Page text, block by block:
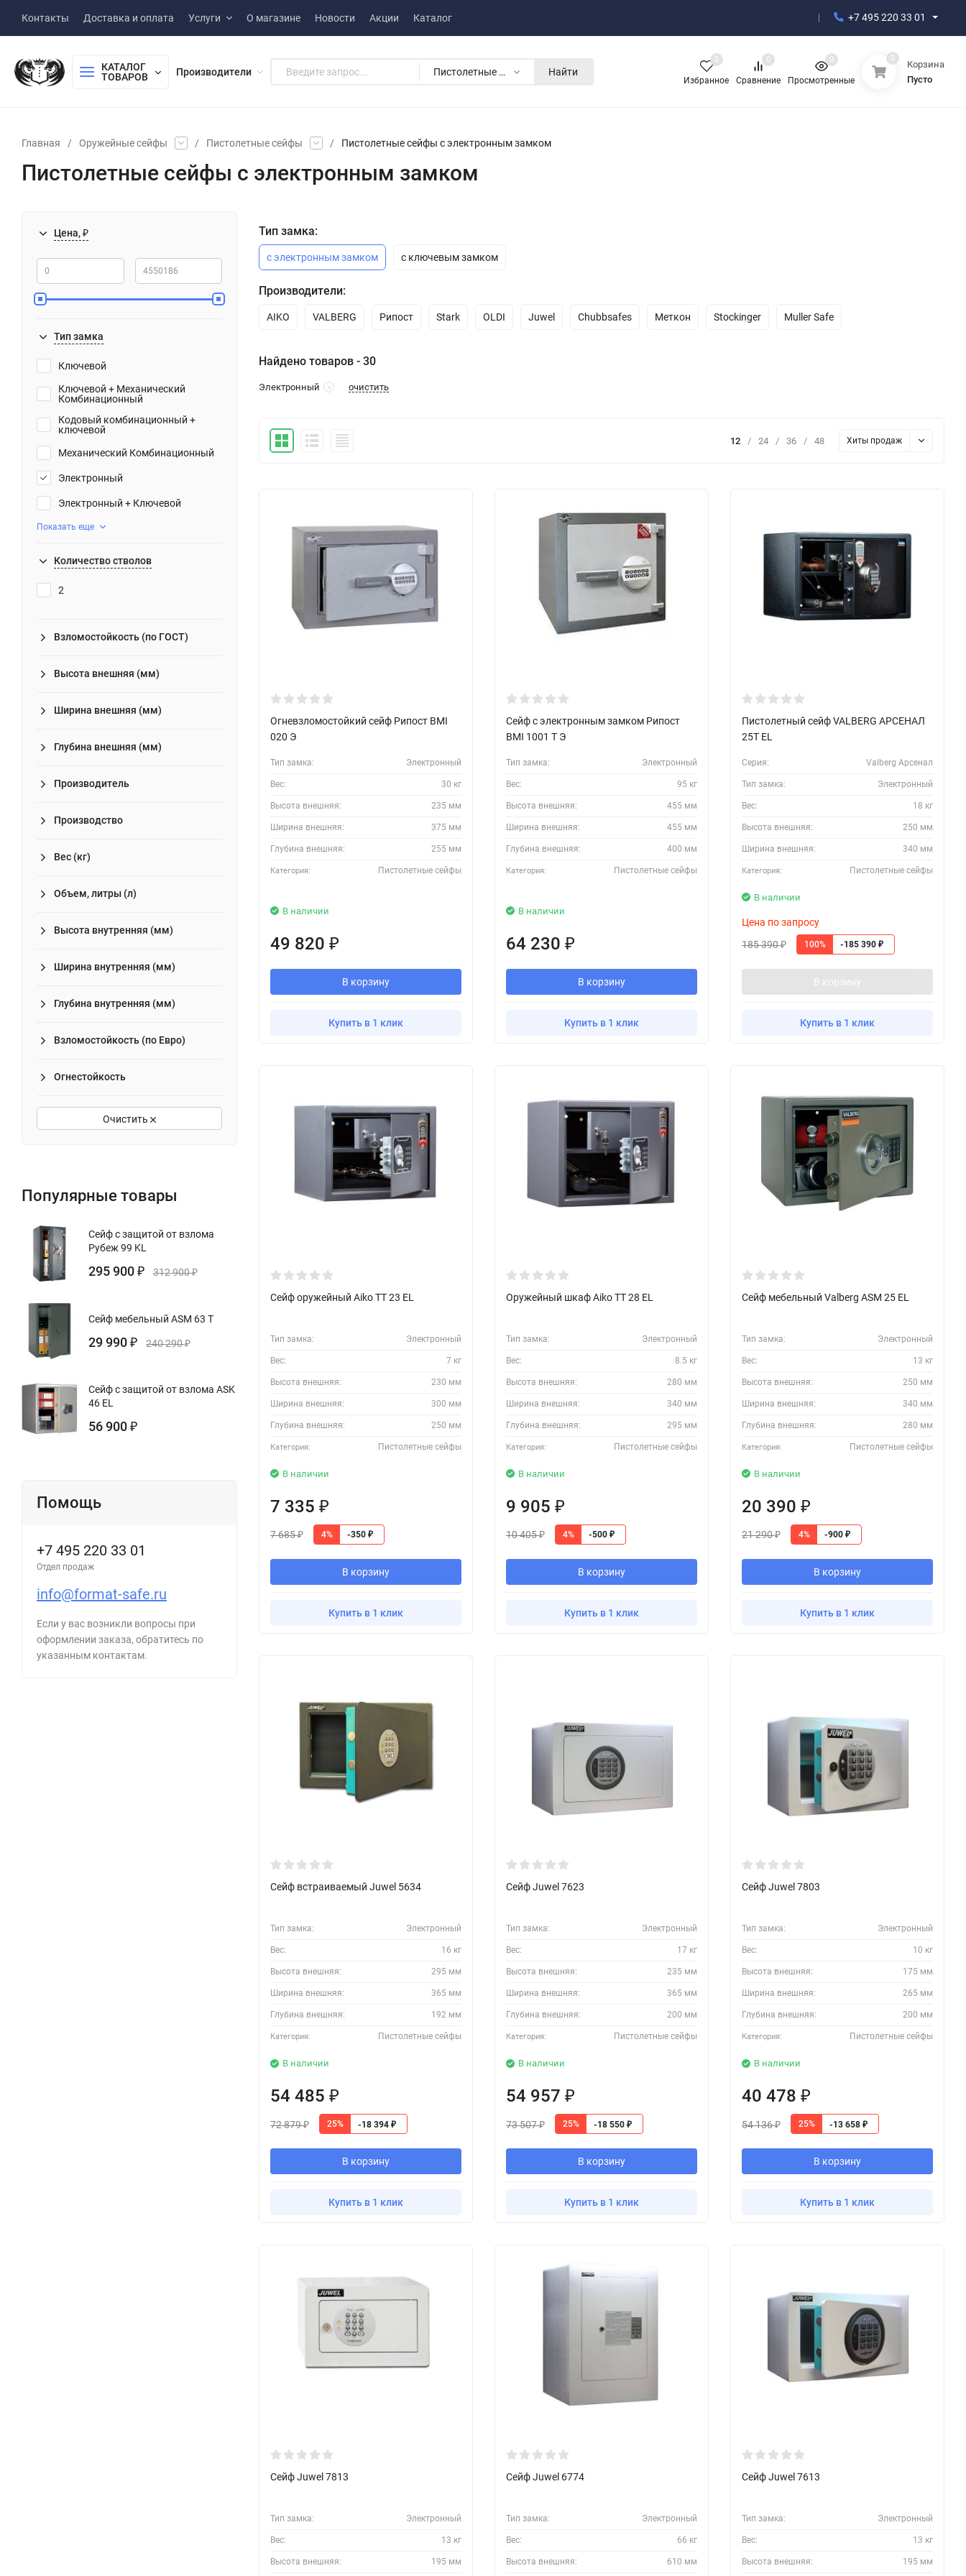
Контакты Доставка и оплата Услуги О магазине Новости Акции Каталог +7 495 220 33 01
КАТАЛОГ
ТОВАРОВ
Производители Пистолетные сейфы Найти
Избранное
0
Сравнение
0
Просмотренные
0 0
Корзина
Пусто
Главная / Оружейные сейфы / Пистолетные сейфы / Пистолетные сейфы с электронным замком
Пистолетные сейфы с электронным замком
Цена, ₽
Тип замка
Ключевой
Ключевой + Механический
Комбинационный
Кодовый комбинационный +
ключевой
Механический Комбинационный
Электронный
Электронный + Ключевой
Показать еще
Количество стволов
2
Взломостойкость (по ГОСТ)
Высота внешняя (мм)
Ширина внешняя (мм)
Глубина внешняя (мм)
Производитель
Производство
Вес (кг)
Объем, литры (л)
Высота внутренняя (мм)
Ширина внутренняя (мм)
Глубина внутренняя (мм)
Взломостойкость (по Евро)
Огнестойкость
Очистить
Популярные товары
Сейф с защитой от взлома
Рубеж 99 KL
295 900 ₽ 312 900₽
Сейф мебельный ASM 63 T
29 990 ₽ 240 290₽
Сейф с защитой от взлома ASK
46 EL
56 900 ₽
Помощь
+7 495 220 33 01
Отдел продаж
info@format-safe.ru
Если у вас возникли вопросы при
оформлении заказа, обратитесь по
указанным контактам.
Тип замка:
с электронным замком с ключевым замком
Производители:
AIKO VALBERG Рипост Stark OLDI Juwel Chubbsafes Меткон Stockinger Muller Safe
Найдено товаров - 30
Электронный очистить
12 / 24 / 36 / 48 Хиты продаж
Огневзломостойкий сейф Рипост BMI
020 Э
Тип замка: Электронный
Вес: 30 кг
Высота внешняя: 235 мм
Ширина внешняя: 375 мм
Глубина внешняя: 255 мм
Категория: Пистолетные сейфы
В наличии
49 820 ₽
В корзину
Купить в 1 клик
Сейф с электронным замком Рипост
BMI 1001 T Э
Тип замка: Электронный
Вес: 95 кг
Высота внешняя: 455 мм
Ширина внешняя: 455 мм
Глубина внешняя: 400 мм
Категория: Пистолетные сейфы
В наличии
64 230 ₽
В корзину
Купить в 1 клик
Пистолетный сейф VALBERG АРСЕНАЛ
25T EL
Серия: Valberg Арсенал
Тип замка: Электронный
Вес: 18 кг
Высота внешняя: 250 мм
Ширина внешняя: 340 мм
Категория: Пистолетные сейфы
В наличии
Цена по запросу
185 390₽ 100% -185 390 ₽
В корзину
Купить в 1 клик
Сейф оружейный Aiko TT 23 EL
Тип замка: Электронный
Вес: 7 кг
Высота внешняя: 230 мм
Ширина внешняя: 300 мм
Глубина внешняя: 250 мм
Категория: Пистолетные сейфы
В наличии
7 335 ₽
7 685₽ 4% -350 ₽
В корзину
Купить в 1 клик
Оружейный шкаф Aiko TT 28 EL
Тип замка: Электронный
Вес: 8.5 кг
Высота внешняя: 280 мм
Ширина внешняя: 340 мм
Глубина внешняя: 295 мм
Категория: Пистолетные сейфы
В наличии
9 905 ₽
10 405₽ 4% -500 ₽
В корзину
Купить в 1 клик
Сейф мебельный Valberg ASM 25 EL
Тип замка: Электронный
Вес: 13 кг
Высота внешняя: 250 мм
Ширина внешняя: 340 мм
Глубина внешняя: 280 мм
Категория: Пистолетные сейфы
В наличии
20 390 ₽
21 290₽ 4% -900 ₽
В корзину
Купить в 1 клик
Сейф встраиваемый Juwel 5634
Тип замка: Электронный
Вес: 16 кг
Высота внешняя: 295 мм
Ширина внешняя: 365 мм
Глубина внешняя: 192 мм
Категория: Пистолетные сейфы
В наличии
54 485 ₽
72 879₽ 25% -18 394 ₽
В корзину
Купить в 1 клик
Сейф Juwel 7623
Тип замка: Электронный
Вес: 17 кг
Высота внешняя: 235 мм
Ширина внешняя: 365 мм
Глубина внешняя: 200 мм
Категория: Пистолетные сейфы
В наличии
54 957 ₽
73 507₽ 25% -18 550 ₽
В корзину
Купить в 1 клик
Сейф Juwel 7803
Тип замка: Электронный
Вес: 10 кг
Высота внешняя: 175 мм
Ширина внешняя: 265 мм
Глубина внешняя: 200 мм
Категория: Пистолетные сейфы
В наличии
40 478 ₽
54 136₽ 25% -13 658 ₽
В корзину
Купить в 1 клик
Сейф Juwel 7813
Тип замка: Электронный
Вес: 13 кг
Высота внешняя: 195 мм
Сейф Juwel 6774
Тип замка: Электронный
Вес: 66 кг
Высота внешняя: 610 мм
Сейф Juwel 7613
Тип замка: Электронный
Вес: 13 кг
Высота внешняя: 195 мм